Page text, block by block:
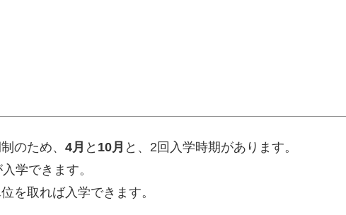
のため、 4月 と 10月 と、2回入学時期があります。
学できます。
を取れば入学できます。